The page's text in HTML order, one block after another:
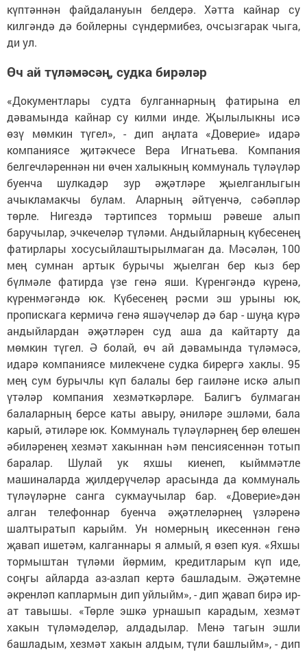
күптәннән файдалануын белдерә. Хәтта кайнар су
килгәндә дә бойлерны сүндермибез, очсызгарак чыга,
ди ул.
Өч ай түләмәсәң, судка бирәләр
«Документлары судта булганнарның фатирына ел
дәвамында кайнар су килми инде. Җылылыкны исә
өзү мөмкин түгел», - дип аңлата «Доверие» идарә
компаниясе җитәкчесе Вера Игнатьева. Компания
белгечләреннән ни өчен халыкның коммуналь түләүләр
буенча шулкадәр зур әҗәтләре җыелганлыгын
ачыкламакчы булам. Аларның әйтүенчә, сәбәпләр
төрле. Нигездә тәртипсез тормыш рәвеше алып
баручылар, эчкечеләр түләми. Андыйларның күбесенең
фатирлары хосусыйлаштырылмаган да. Мәсәлән, 100
мең сумнан артык бурычы җыелган бер кыз бер
бүлмәле фатирда үзе генә яши. Күренгәндә күренә,
күренмәгәндә юк. Күбесенең рәсми эш урыны юк,
пропискага кермичә генә яшәүчеләр дә бар - шуңа күрә
андыйлардан әҗәтләрен суд аша да кайтарту да
мөмкин түгел. Ә болай, өч ай дәвамында түләмәсә,
идарә компаниясе милекчене судка бирергә хаклы. 95
мең сум бурычлы күп балалы бер гаиләне искә алып
үтәләр компания хезмәткәрләре. Балигъ булмаган
балаларның берсе каты авыру, әниләре эшләми, бала
карый, әтиләре юк. Коммуналь түләүләрнең бер өлешен
әбиләренең хезмәт хакыннан һәм пенсиясеннән тотып
баралар. Шулай ук яхшы киенеп, кыйммәтле
машиналарда җилдерүчеләр арасында да коммуналь
түләүләрне санга сукмаучылар бар. «Доверие»дән
алган телефоннар буенча әҗәтлеләрнең үзләренә
шалтыратып карыйм. Ун номерның икесеннән генә
җавап ишетәм, калганнары я алмый, я өзеп куя. «Яхшы
тормыштан түләми йөрмим, кредитларым күп иде,
соңгы айларда аз-азлап кертә башладым. Әҗәтемне
әкренләп каплармын дип уйлыйм», - дип җавап бирә ир-
ат тавышы. «Төрле эшкә урнашып карадым, хезмәт
хакын түләмәделәр, алдадылар. Менә тагын эшли
башладым, хезмәт хакын алдым, түли башлыйм», - дип